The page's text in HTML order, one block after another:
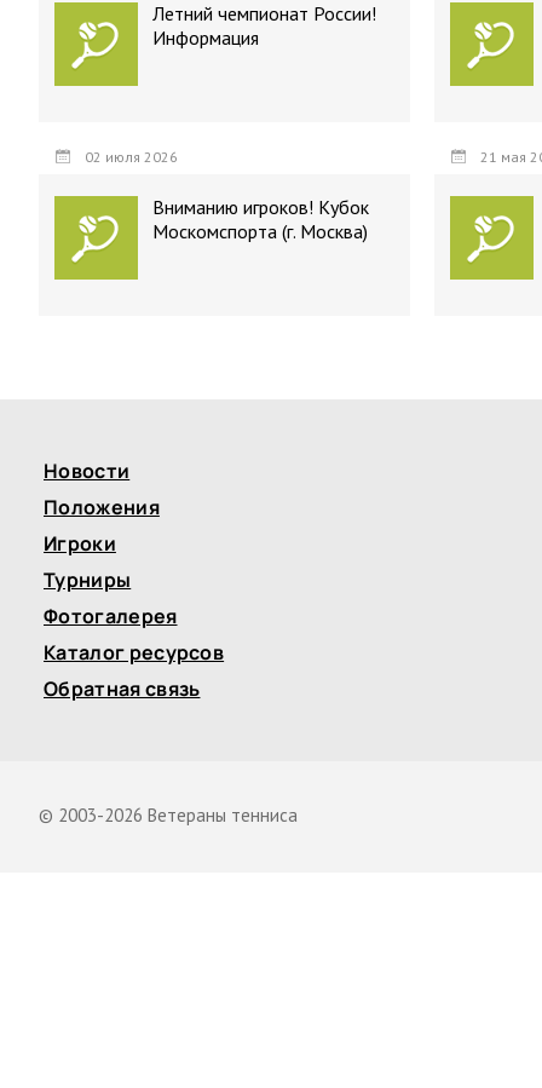
Летний чемпионат России!
Информация
02 июля 2026
Вниманию игроков! Кубок
Москомспорта (г. Москва)
21 мая
Новости
Положения
Игроки
Турниры
Фотогалерея
Каталог ресурсов
Обратная связь
© 2003-2026 Ветераны тенниса